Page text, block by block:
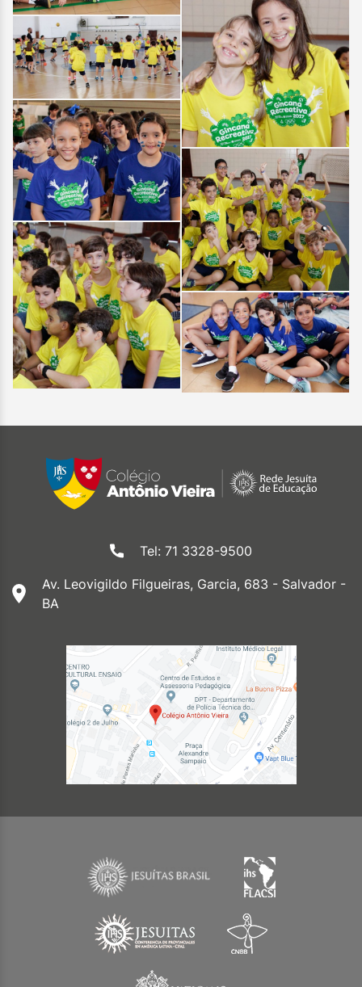
Tel: 71 3328-9500
Av. Leovigildo Filgueiras, Garcia, 683 - Salvador -
BA